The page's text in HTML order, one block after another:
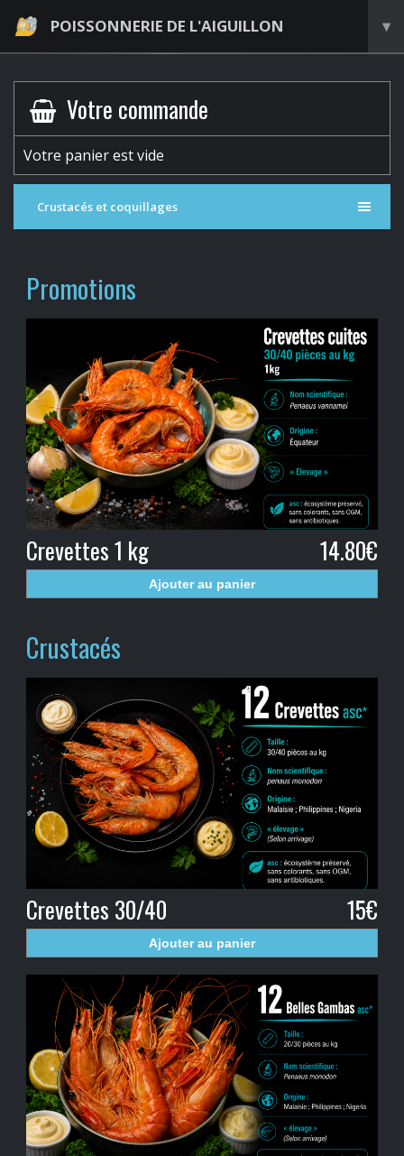
POISSONNERIE DE L'AIGUILLON ▾
Votre commande
Votre panier est vide
Crustacés et coquillages
Promotions
14.80€
Crevettes 1 kg
Ajouter au panier
Crustacés
15€
Crevettes 30/40
Ajouter au panier